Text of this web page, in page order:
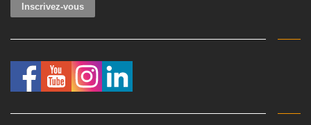
Oriental Koshin
P
Palazzetti
Palumbo Pavi
Partisani